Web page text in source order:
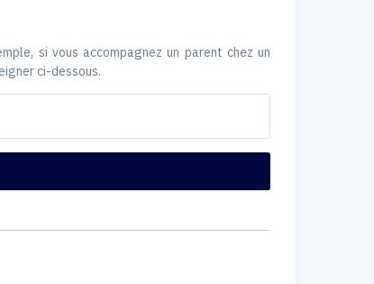
si vous accompagnez un parent chez un
ci-dessous.